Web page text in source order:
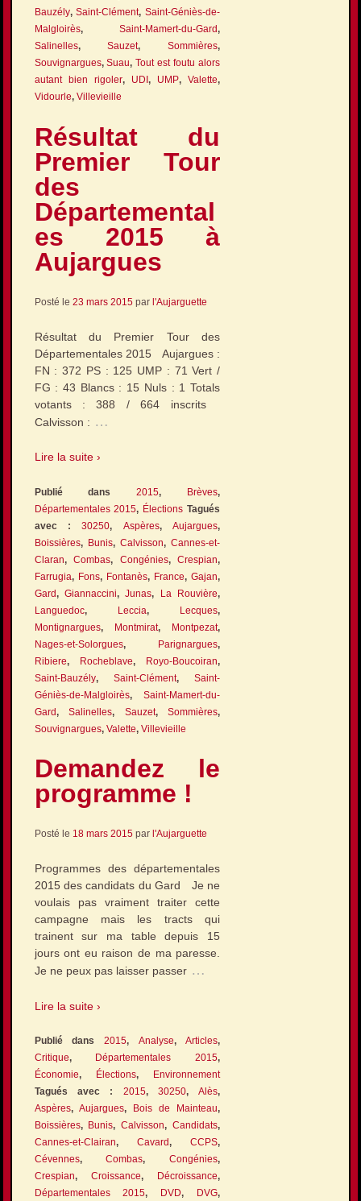
Bauzély,Saint-Clément,Saint-Géniès-de-
Malgloirès,Saint-Mamert-du-Gard,
Salinelles,Sauzet,Sommières,
Souvignargues,Suau,Tout est foutu alors
autant bien rigoler, UDI , UMP,Valette,
Vidourle, Villevieille
Résultat du
Premier Tour
des
Départemental
es 2015 à
Aujargues
Posté le 23 mars 2015par l'Aujarguette
Résultat du Premier Tour des
Départementales 2015 Aujargues :
FN : 372 PS : 125 UMP : 71 Vert /
FG : 43 Blancs : 15 Nuls : 1 Totals
votants : 388 / 664 inscrits
Calvisson : …
Lire la suite ›
Publié dans2015, Brèves,
Départementales 2015, Élections Tagués
avec :30250, Aspères,Aujargues,
Boissières, Bunis, Calvisson,Cannes-et-
Claran,Combas, Congénies,Crespian,
Farrugia, Fons, Fontanès, France,Gajan,
Gard, Giannaccini,Junas, La Rouvière,
Languedoc, Leccia, Lecques,
Montignargues, Montmirat, Montpezat,
Nages-et-Solorgues, Parignargues,
Ribiere, Rocheblave, Royo-Boucoiran,
Saint-Bauzély, Saint-Clément,Saint-
Géniès-de-Malgloirès,Saint-Mamert-du-
Gard,Salinelles, Sauzet,Sommières,
Souvignargues, Valette, Villevieille
Demandez le
programme !
Posté le 18 mars 2015par l'Aujarguette
Programmes des départementales
2015 des candidats du Gard Je ne
voulais pas vraiment traiter cette
campagne mais les tracts qui
trainent sur ma table depuis 15
jours ont eu raison de ma paresse.
Je ne peux pas laisser passer …
Lire la suite ›
Publié dans 2015, Analyse,Articles,
Critique, Départementales 2015,
Économie, Élections,
Environnement
Tagués avec : 2015, 30250,Alès,
Aspères,Aujargues, Bois de Mainteau,
Boissières, Bunis,Calvisson,Candidats,
Cannes-et-Clairan, Cavard,CCPS,
Cévennes,Combas,Congénies,
Crespian, Croissance, Décroissance,
Départementales 2015, DVD, DVG,